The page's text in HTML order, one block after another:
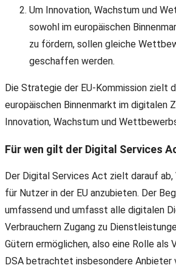
Um Innovation, Wachstum und
sowohl im europäischen
zu fördern, sollen gleiche
geschaffen werden.
Die Strategie der EU-Kommission zielt
europäischen Binnenmarkt im digitalen
Innovation, Wachstum und
Für wen gilt der Digital Services
Der Digital Services Act zielt darauf
für Nutzer in der EU anzubieten. Der
umfassend und umfasst alle digitalen
Verbrauchern Zugang zu
Gütern ermöglichen, also eine Rolle als
DSA betrachtet insbesondere Anbieter